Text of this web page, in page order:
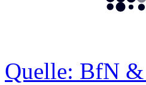
Quelle: BfN